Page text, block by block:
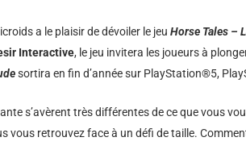
a le plaisir de dévoiler le jeu Horse Tales –
Interactive, le jeu invitera les joueurs à
sortira en fin d’année sur PlayStation®5,
s’avèrent très différentes de ce que vous
vous retrouvez face à un défi de taille.